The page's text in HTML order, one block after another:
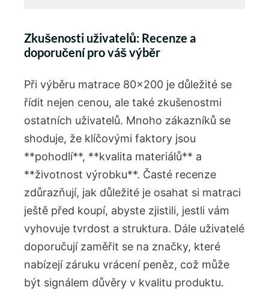
Zkušenosti uživatelů: Recenze a
doporučení pro váš výběr
Při výběru matrace 80×200 je důležité se
řídit nejen cenou, ale také zkušenostmi
ostatních uživatelů. Mnoho zákazníků se
shoduje, že klíčovými faktory jsou
**pohodlí**, **kvalita materiálů** a
**životnost výrobku**. Časté recenze
zdůrazňují, jak důležité je osahat si matraci
ještě před koupí, abyste zjistili, jestli vám
vyhovuje tvrdost a struktura. Dále uživatelé
doporučují zaměřit se na značky, které
nabízejí záruku vrácení peněz, což může
být signálem důvěry v kvalitu produktu.